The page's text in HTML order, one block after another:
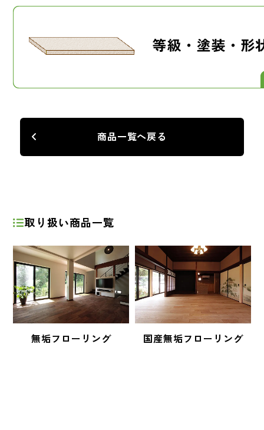
商品一覧へ戻る
取り扱い商品一覧
無垢フローリング 国産無垢フローリング